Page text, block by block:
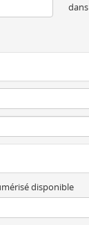
dans
disponible